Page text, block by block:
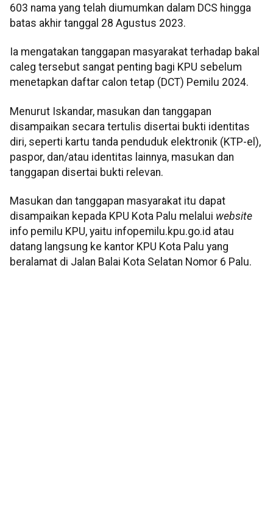
603 nama yang telah diumumkan dalam DCS hingga
batas akhir tanggal 28 Agustus 2023.
Ia mengatakan tanggapan masyarakat terhadap bakal
caleg tersebut sangat penting bagi KPU sebelum
menetapkan daftar calon tetap (DCT) Pemilu 2024.
Menurut Iskandar, masukan dan tanggapan
disampaikan secara tertulis disertai bukti identitas
diri, seperti kartu tanda penduduk elektronik (KTP-el),
paspor, dan/atau identitas lainnya, masukan dan
tanggapan disertai bukti relevan.
Masukan dan tanggapan masyarakat itu dapat
disampaikan kepada KPU Kota Palu melalui website
info pemilu KPU, yaitu infopemilu.kpu.go.id atau
datang langsung ke kantor KPU Kota Palu yang
beralamat di Jalan Balai Kota Selatan Nomor 6 Palu.